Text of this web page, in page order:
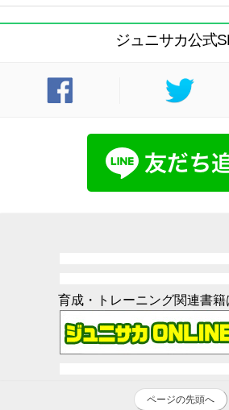
ジュニサカ公式
育成・トレーニング関連書籍
ページの先頭へ